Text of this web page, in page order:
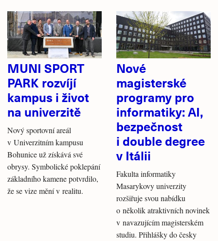
MUNI SPORT
PARK rozvíjí
kampus i život
na univerzitě
Nový sportovní areál
v Univerzitním kampusu
Bohunice už získává své
obrysy. Symbolické poklepání
základního kamene potvrdilo,
že se vize mění v realitu.
Nové
magisterské
programy pro
informatiky: AI,
bezpečnost
i double degree
v Itálii
Fakulta informatiky
Masarykovy univerzity
rozšiřuje svou nabídku
o několik atraktivních novinek
v navazujícím magisterském
studiu. Přihlášky do česky